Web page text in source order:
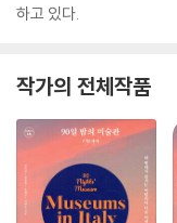
하고 있다.
작가의 전체작품